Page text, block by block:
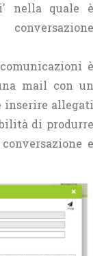
nella quale è
è
mail con un
inserire allegati
di produrre
e